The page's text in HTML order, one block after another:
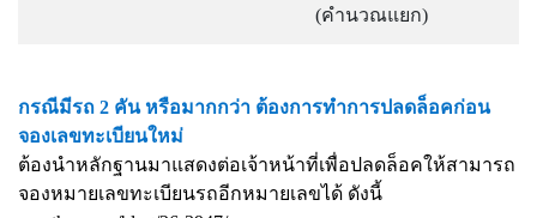
(คำนวณแยก)
กรณีมีรถ 2 คัน หรือมากกว่า ต้องการทำการปลดล็อคก่อน
จองเลขทะเบียนใหม่
ต้องนำหลักฐานมาแสดงต่อเจ้าหน้าที่เพื่อปลดล็อคให้สามารถ
จองหมายเลขทะเบียนรถอีกหมายเลขได้ ดังนี้